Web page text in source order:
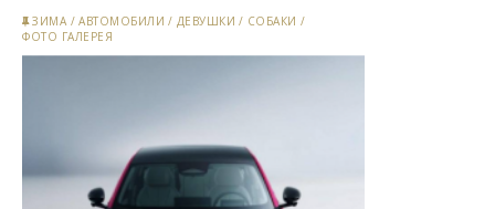
ЗИМА /АВТОМОБИЛИ / ДЕВУШКИ / СОБАКИ /
ФОТО ГАЛЕРЕЯ